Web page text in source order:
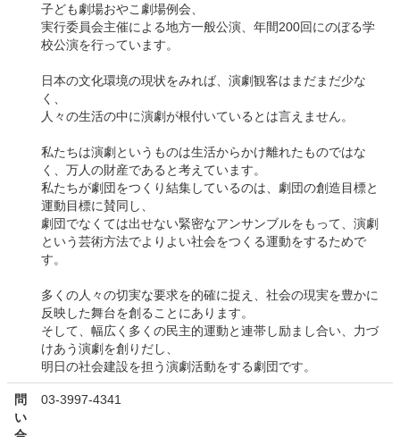
子ども劇場おやこ劇場例会、
実行委員会主催による地方一般公演、年間200回にのぼる学
校公演を行っています。
日本の文化環境の現状をみれば、演劇観客はまだまだ少な
く、
人々の生活の中に演劇が根付いているとは言えません。
私たちは演劇というものは生活からかけ離れたものではな
く、万人の財産であると考えています。
私たちが劇団をつくり結集しているのは、劇団の創造目標と
運動目標に賛同し、
劇団でなくては出せない緊密なアンサンブルをもって、演劇
という芸術方法でよりよい社会をつくる運動をするためで
す。
多くの人々の切実な要求を的確に捉え、社会の現実を豊かに
反映した舞台を創ることにあります。
そして、幅広く多くの民主的運動と連帯し励まし合い、力づ
けあう演劇を創りだし、
明日の社会建設を担う演劇活動をする劇団です。
問
い
03-3997-4341